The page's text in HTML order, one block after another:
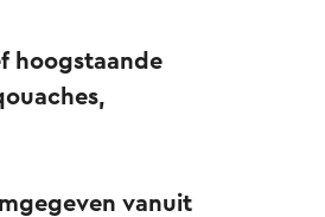
hoogstaande
vanuit